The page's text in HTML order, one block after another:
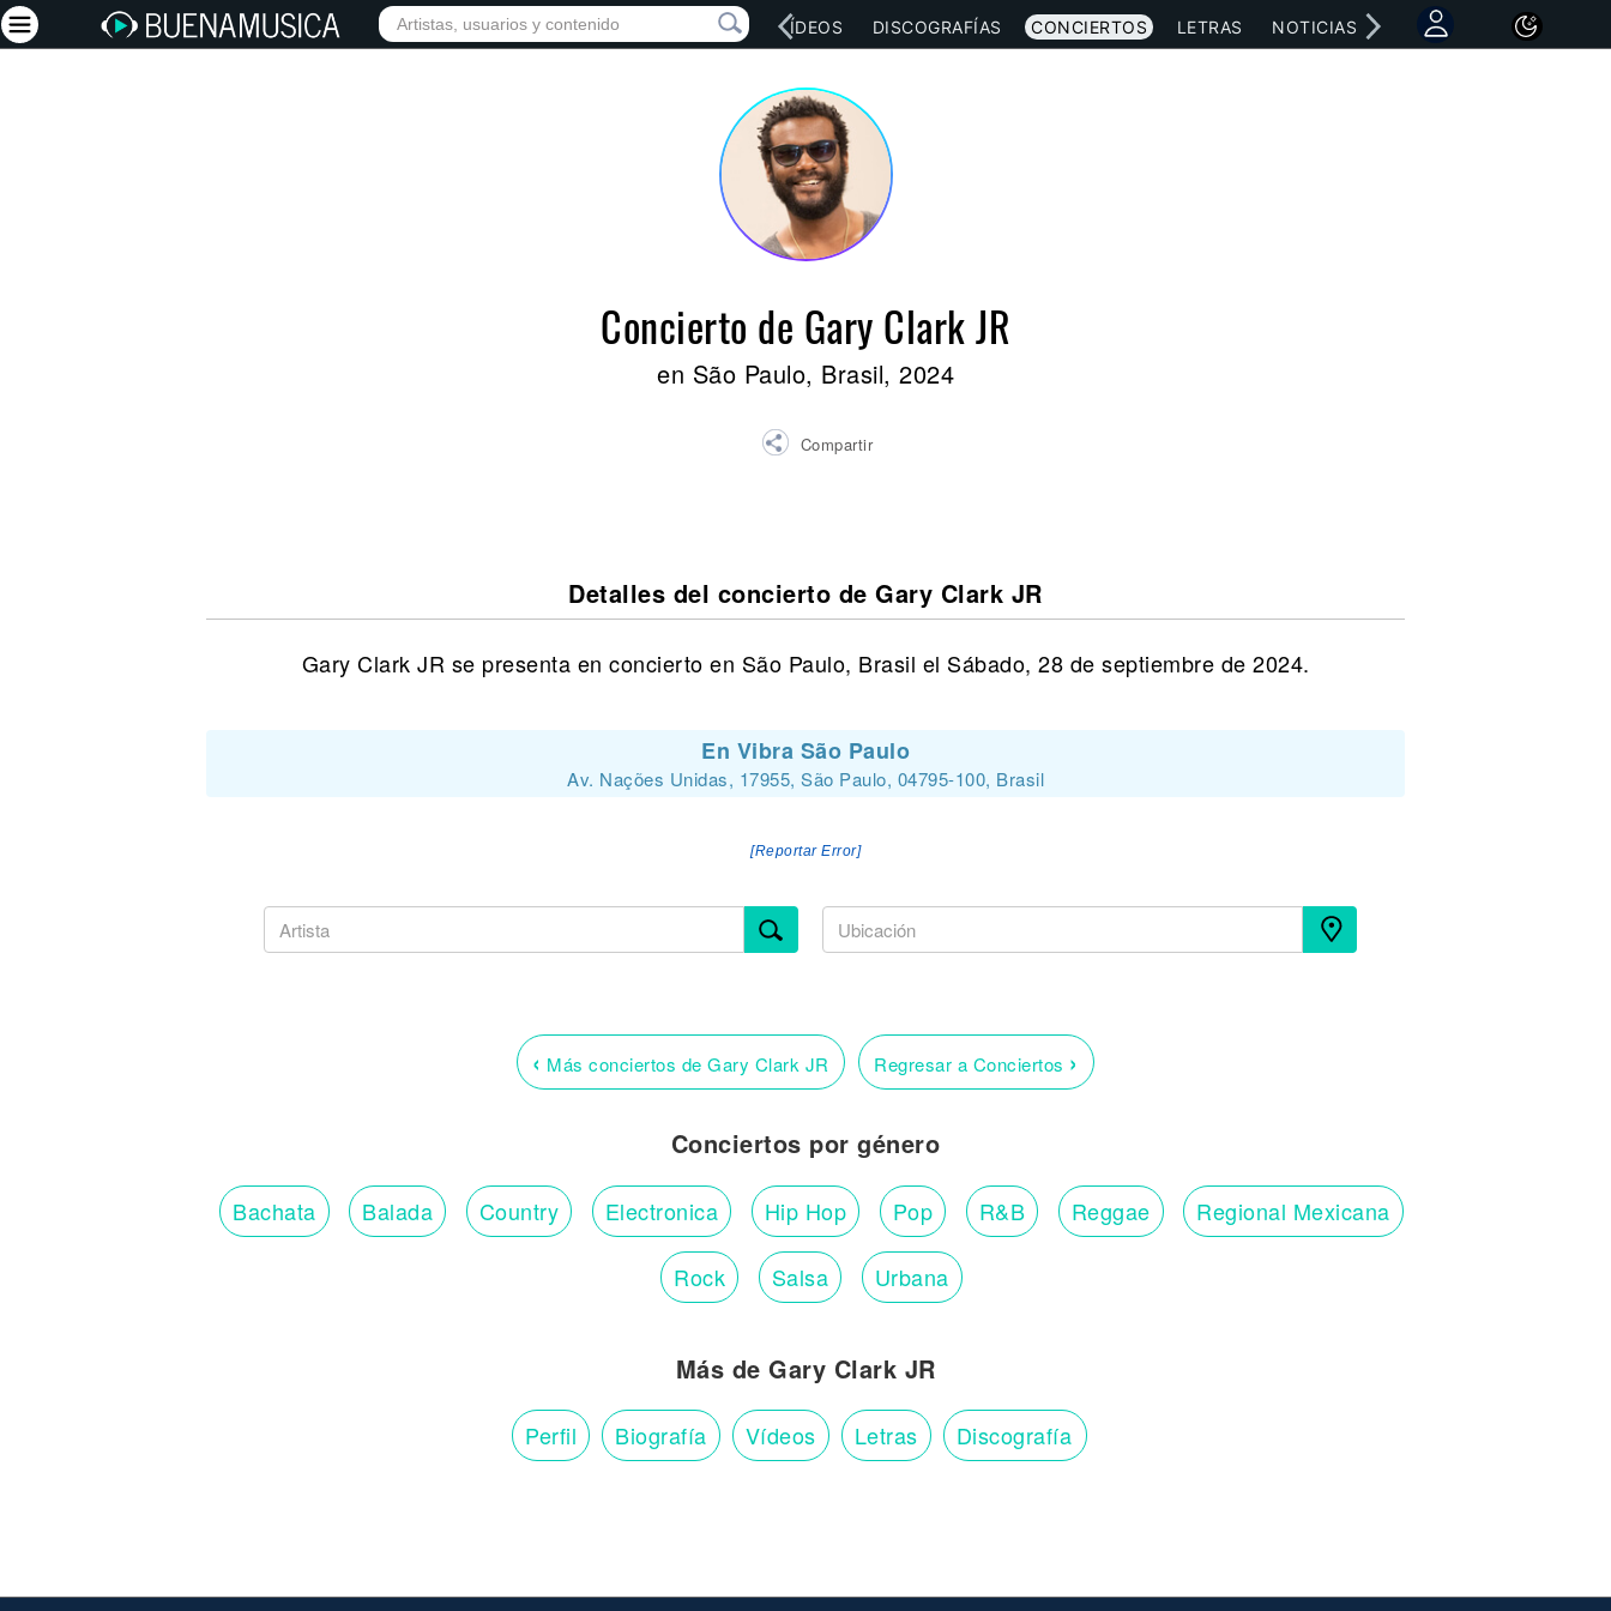
INICIO ARTISTAS RED SOCIAL MÚSICA VÍDEOS DISCOGRAFÍAS CONCIERTOS LETRAS NOTICIAS
Concierto de Gary Clark JR
en São Paulo, Brasil, 2024
Compartir
Detalles del concierto de Gary Clark JR
Gary Clark JR se presenta en concierto en São Paulo, Brasil el Sábado, 28 de septiembre de 2024.
En Vibra São Paulo
Av. Nações Unidas, 17955, São Paulo, 04795-100, Brasil
[Reportar Error]
‹ Más conciertos de Gary Clark JR Regresar a Conciertos ›
Conciertos por género
Bachata Balada Country Electronica Hip Hop Pop R&B Reggae Regional Mexicana
Rock Salsa Urbana
Más de Gary Clark JR
Perfil Biografía Vídeos Letras Discografía